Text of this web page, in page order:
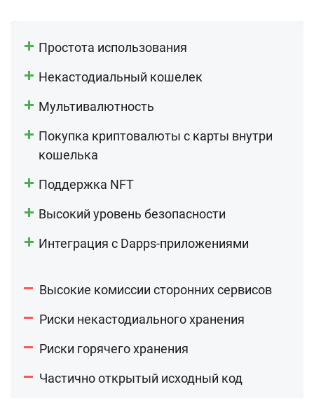
Простота использования
Некастодиальный кошелек
Мультивалютность
Покупка криптовалюты с карты внутри
кошелька
Поддержка NFT
Высокий уровень безопасности
Интеграция с Dapps-приложениями
Высокие комиссии сторонних сервисов
Риски некастодиального хранения
Риски горячего хранения
Частично открытый исходный код